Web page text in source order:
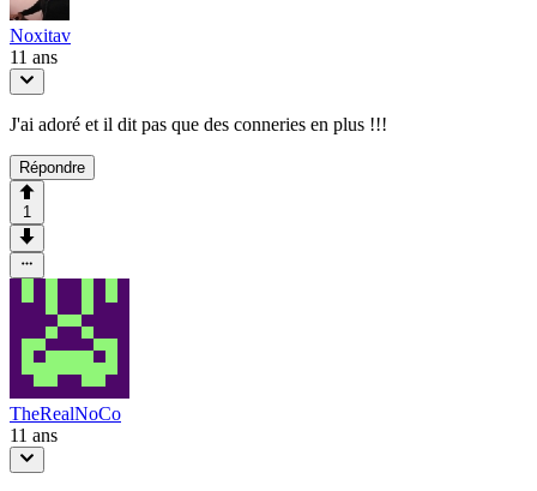
Noxitav
11 ans
J'ai adoré et il dit pas que des conneries en plus !!!
Répondre
1
TheRealNoCo
11 ans